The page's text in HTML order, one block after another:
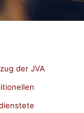
der JVA